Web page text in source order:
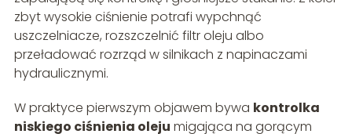
zbyt wysokie ciśnienie potrafi wypchnąć
uszczelniacze, rozszczelnić filtr oleju albo
przeładować rozrząd w silnikach z napinaczami
hydraulicznymi.
W praktyce pierwszym objawem bywa kontrolka
niskiego ciśnienia oleju migająca na gorącym